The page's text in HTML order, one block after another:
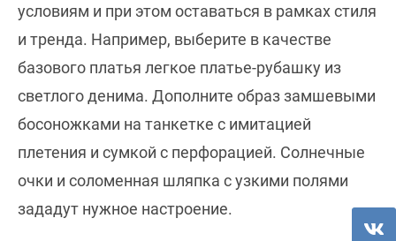
условиям и при этом оставаться в рамках стиля
и тренда. Например, выберите в качестве
базового платья легкое платье-рубашку из
светлого денима. Дополните образ замшевыми
босоножками на танкетке с имитацией
плетения и сумкой с перфорацией. Солнечные
очки и соломенная шляпка с узкими полями
зададут нужное настроение.